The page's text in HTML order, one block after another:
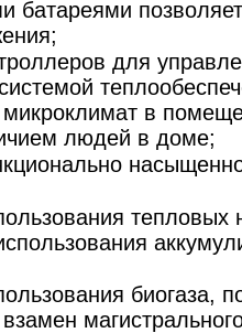
батареями
для
в
людей в доме;
биогаза,